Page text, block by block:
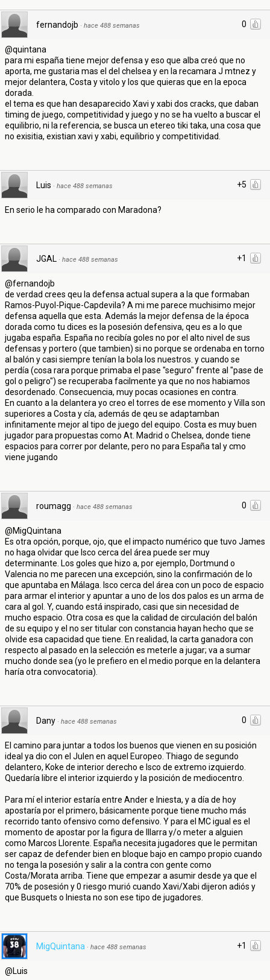
0
fernandojb · hace 488 semanas
@quintana
para mi españa tiene mejor defensa y eso que alba creó que no
aporta, me gustaria mas el del chelsea y en la recamara J mtnez y
mejor delantera, Costa y vitolo y los que quieras que en la epoca
dorada.
el tema es que han desaparecido Xavi y xabi dos cracks, que daban
timing de juego, competitividad y juego y no se ha vuelto a buscar el
equilibrio, ni la referencia, se busca un etereo tiki taka, una cosa que
no exisitia, existian xavi y xabi, equilibrio y competitividad.
+5
Luis · hace 488 semanas
En serio le ha comparado con Maradona?
+1
JGAL · hace 488 semanas
@fernandojb
de verdad crees qeu la defensa actual supera a la que formaban
Ramos-Puyol-Pique-Capdevila? A mi me parece muchisimo mejor
defensa aquella que esta. Además la mejor defensa de la época
dorada como tu dices es la posesión defensiva, qeu es a lo que
jugaba españa. España no recibía goles no por el alto nivel de sus
defensas y portero (que tambien) si no porque se ordenaba en torno
al balón y casi siempre tenían la bola los nuestros. y cuando se
perdía (cosa rara porque primaba el pase "seguro" frente al "pase de
gol o peligro") se recuperaba facilmente ya que no nos habiamos
desordenado. Consecuencia, muy pocas ocasiones en contra.
En cuanto a la delantera yo creo el torres de ese momento y Villa son
superiores a Costa y cía, además de qeu se adaptamban
infinitamente mejor al tipo de juego del equipo. Costa es muy buen
jugador para propuestas como At. Madrid o Chelsea, donde tiene
espacios para correr por delante, pero no para España tal y cmo
viene jugando
0
roumagg · hace 488 semanas
@MigQuintana
Es otra opción, porque, ojo, que el impacto numérico que tuvo James
no haga olvidar que Isco cerca del área puede ser muy
determinante. Los goles que hizo a, por ejemplo, Dortmund o
Valencia no me parecen una excepción, sino la confirmación de lo
que apuntaba en Málaga. Isco cerca del área con un poco de espacio
para armar el interior y apuntar a uno de los dos palos es un arma de
cara al gol. Y, cuando está inspirado, casi que sin necesidad de
mucho espacio. Otra cosa es que la calidad de circulación del balón
de su equipo y el no ser titular con constancia hayan hecho que se
olvide esa capacidad que tiene. En realidad, la carta ganadora con
respecto al pasado en la selección es meterle a jugar; va a sumar
mucho donde sea (yo le prefiero en el medio porque en la delantera
haría otra convocatoria).
0
Dany · hace 488 semanas
El camino para juntar a todos los buenos que vienen en su posición
ideal ya dio con el Julen en aquel Europeo. Thiago de segundo
delantero, Koke de interior derecho e Isco de extremo izquierdo.
Quedaría libre el interior izquierdo y la posición de mediocentro.
Para mí el interior estaría entre Ander e Iniesta, y a día de hoy
apostaría por el primero, básicamente porque tiene mucho más
recorrido tanto ofensivo como defensivo. Y para el MC igual es el
momento de apostar por la figura de Illarra y/o meter a alguien
como Marcos Llorente. España necesita jugadores que le permitan
ser capaz de defender bien en bloque bajo en campo propio cuando
no tenga la posesión y salir a la contra con gente como
Costa/Morata arriba. Tiene que empezar a asumir desde ya que el
70% de posesión y 0 riesgo murió cuando Xavi/Xabi dijeron adiós y
que Busquets o Iniesta no son ese tipo de jugadores.
+1
MigQuintana · hace 488 semanas
@Luis